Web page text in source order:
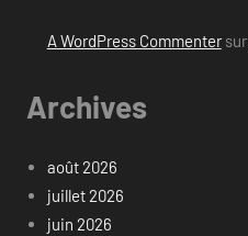
A WordPress Commentersur
Archives
août 2026
juillet 2026
juin 2026